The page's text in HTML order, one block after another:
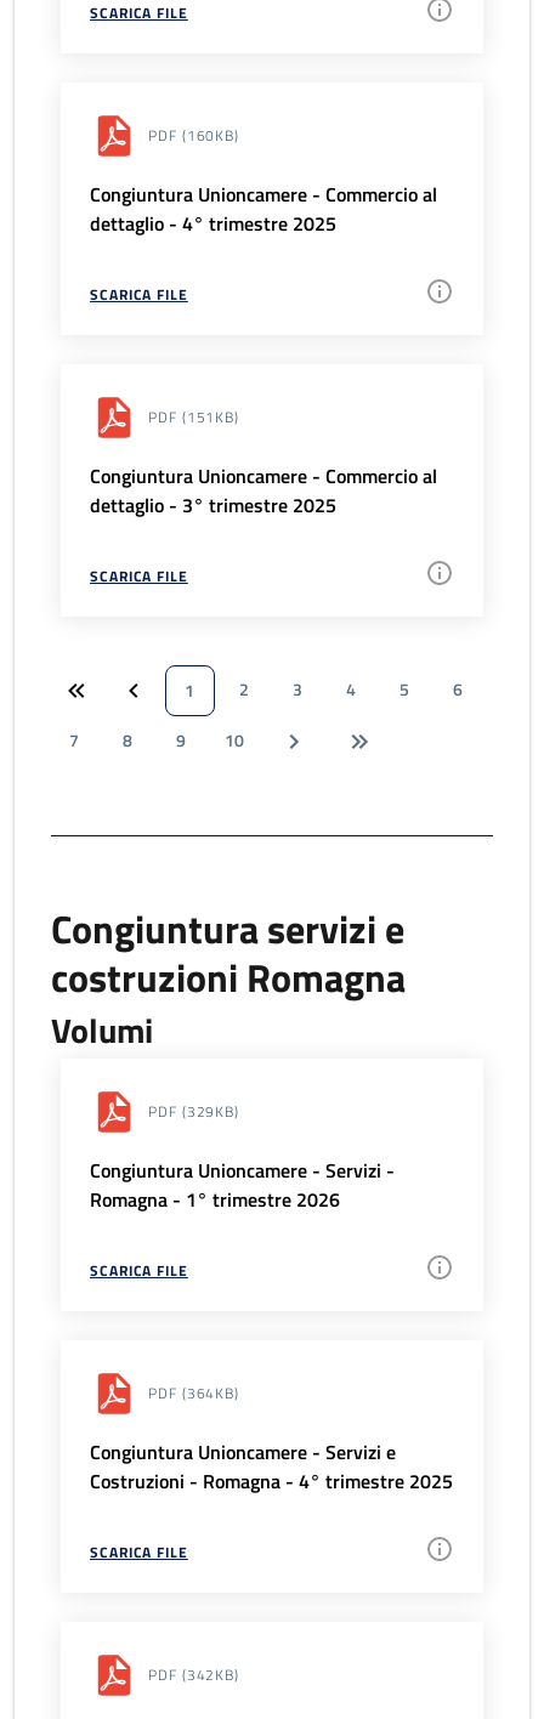
SCARICA FILE
PDF (160KB)
Congiuntura Unioncamere - Commercio al
dettaglio - 4° trimestre 2025
SCARICA FILE
PDF (151KB)
Congiuntura Unioncamere - Commercio al
dettaglio - 3° trimestre 2025
SCARICA FILE
1 2 3 4 5
6
7
8 9 10
Congiuntura servizi e
costruzioni Romagna
Volumi
PDF (329KB)
Congiuntura Unioncamere - Servizi -
Romagna - 1° trimestre 2026
SCARICA FILE
PDF (364KB)
Congiuntura Unioncamere - Servizi e
Costruzioni - Romagna - 4° trimestre 2025
SCARICA FILE
PDF (342KB)